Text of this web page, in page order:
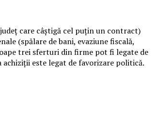
care câștigă cel puțin un contract)
(spălare de bani, evaziune fiscală,
trei sferturi din firme pot fi legate de
este legat de favorizare politică.